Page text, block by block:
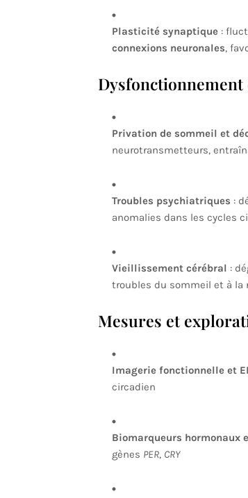
Plasticité synaptique:
connexions neuronales,
Privation de sommeil et
neurotransmetteurs,
Troubles psychiatriques :
anomalies dans les cycles
Vieillissement cérébral :
troubles du sommeil et à la
Mesures et
Imagerie fonctionnelle et
circadien
Biomarqueurs hormonaux
gènes PER, CRY